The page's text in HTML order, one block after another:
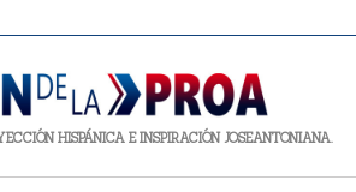
HISPÁNICA E INSPIRACIÓN JOSEANTONIANA.